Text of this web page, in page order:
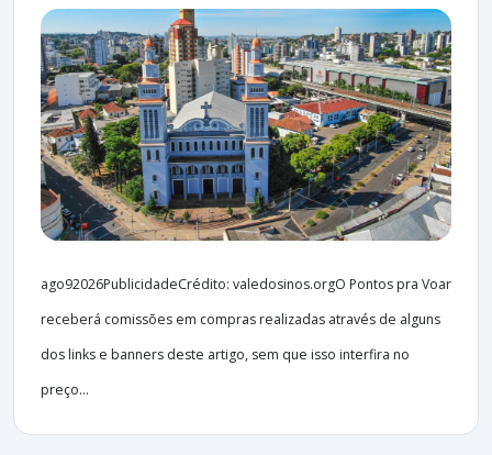
ago92026PublicidadeCrédito: valedosinos.orgO Pontos pra Voar
receberá comissões em compras realizadas através de alguns
dos links e banners deste artigo, sem que isso interfira no
preço...